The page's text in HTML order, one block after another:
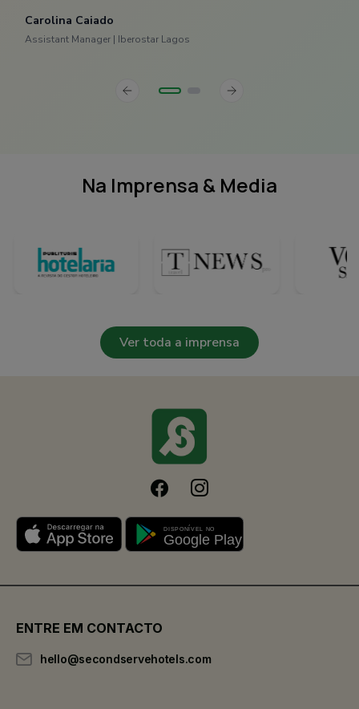
Carolina Caiado
Assistant Manager | Iberostar Lagos
Previous
Next
Na Imprensa & Media
Ver toda a imprensa
ENTRE EM CONTACTO
hello@secondservehotels.com